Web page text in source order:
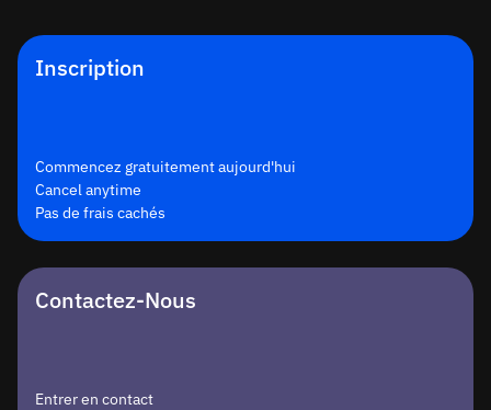
Inscription
Commencez gratuitement aujourd'hui
Cancel anytime
Pas de frais cachés
Contactez-Nous
Entrer en contact